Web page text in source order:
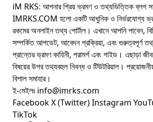
iM RKS: আপনার প্রিয় ভ্রমণ ও তথ্যভিত্তিক ব্লগ
IMRKS.COM হলো একটি আধুনিক ও নির্ভরযোগ্য
রকমের অনলাইন তথ্য পোর্টাল। এখানে আপনি পাবেন,
সম্পর্কিত আপডেট, আবেদন প্রক্রিয়া, এবং গুরুত্বপূর্ণ
প্রান্তের ভ্রমণ কাহিনী, পরামর্শ এবং গাইড। এছাড়া
বিষয়ের উপর তথ্যবহুল নিবন্ধ ও টিউটরিয়াল।
বিশাল সমাহার।
ই-মেইলঃ info@imrks.com
FacebookX (Twitter)Instagram
TikTok